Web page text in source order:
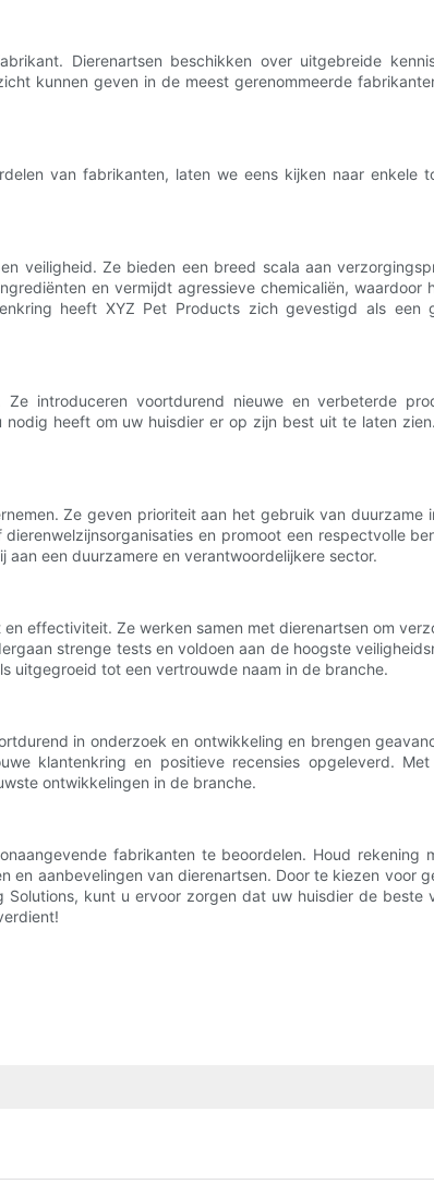
Dierenartsen beschikken over uitgebreide
kunnen geven in de meest gerenommeerde
van fabrikanten, laten we eens kijken naar enkele
Ze bieden een breed scala aan
en vermijdt agressieve chemicaliën,
heeft XYZ Pet Products zich gevestigd als een
introduceren voortdurend nieuwe en verbeterde
heeft om uw huisdier er op zijn best uit te laten
Ze geven prioriteit aan het gebruik van duurzame
en promoot een respectvolle
een duurzamere en verantwoordelijkere sector.
effectiviteit. Ze werken samen met dierenartsen om
strenge tests en voldoen aan de hoogste
uitgegroeid tot een vertrouwde naam in de branche.
in onderzoek en ontwikkeling en brengen
klantenkring en positieve recensies opgeleverd.
ontwikkelingen in de branche.
fabrikanten te beoordelen. Houd rekening
aanbevelingen van dierenartsen. Door te kiezen voor
Solutions, kunt u ervoor zorgen dat uw huisdier de